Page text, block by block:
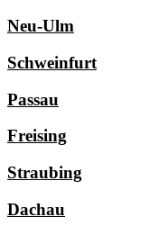
Neu-Ulm
Schweinfurt
Passau
Freising
Straubing
Dachau